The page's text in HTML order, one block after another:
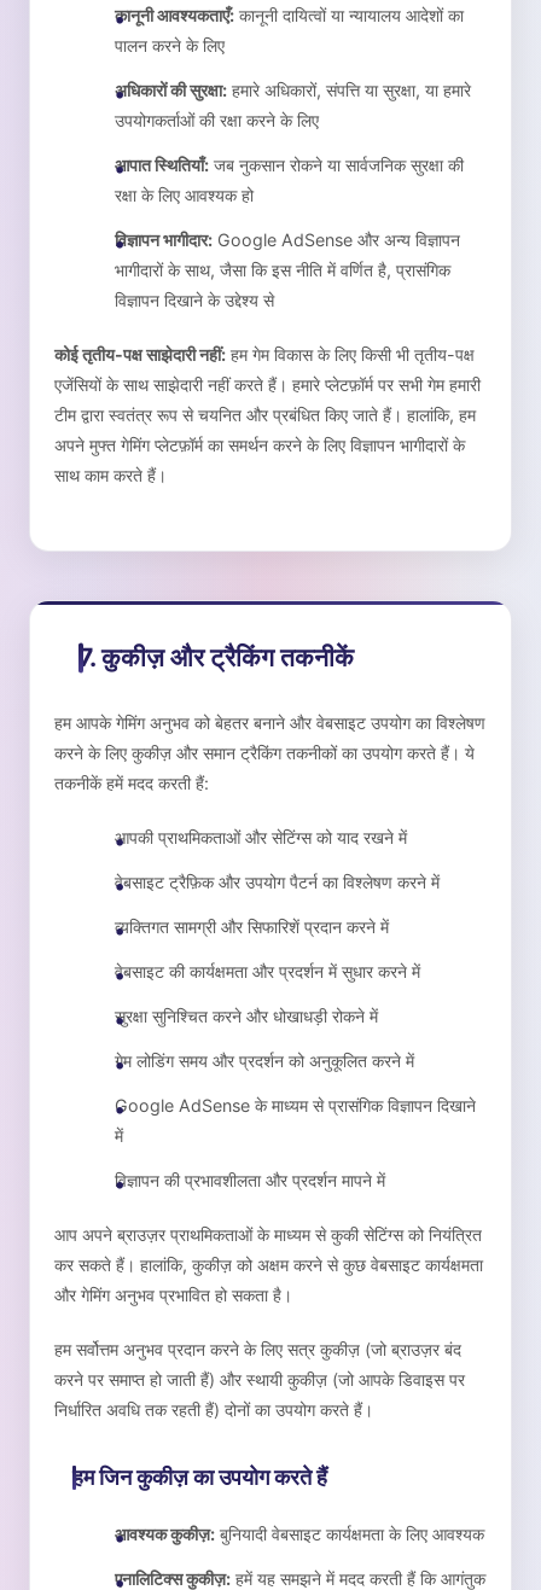
कानूनी आवश्यकताएँ: कानूनी दायित्वों या न्यायालय आदेशों का
पालन करने के लिए
अधिकारों की सुरक्षा: हमारे अधिकारों, संपत्ति या सुरक्षा, या हमारे
उपयोगकर्ताओं की रक्षा करने के लिए
आपात स्थितियाँ: जब नुकसान रोकने या सार्वजनिक सुरक्षा की
रक्षा के लिए आवश्यक हो
विज्ञापन भागीदार: Google AdSense और अन्य विज्ञापन
भागीदारों के साथ, जैसा कि इस नीति में वर्णित है, प्रासंगिक
विज्ञापन दिखाने के उद्देश्य से
कोई तृतीय-पक्ष साझेदारी नहीं: हम गेम विकास के लिए किसी भी तृतीय-पक्ष
एजेंसियों के साथ साझेदारी नहीं करते हैं। हमारे प्लेटफ़ॉर्म पर सभी गेम हमारी
टीम द्वारा स्वतंत्र रूप से चयनित और प्रबंधित किए जाते हैं। हालांकि, हम
अपने मुफ्त गेमिंग प्लेटफ़ॉर्म का समर्थन करने के लिए विज्ञापन भागीदारों के
साथ काम करते हैं।
7. कुकीज़ और ट्रैकिंग तकनीकें
हम आपके गेमिंग अनुभव को बेहतर बनाने और वेबसाइट उपयोग का विश्लेषण
करने के लिए कुकीज़ और समान ट्रैकिंग तकनीकों का उपयोग करते हैं। ये
तकनीकें हमें मदद करती हैं:
आपकी प्राथमिकताओं और सेटिंग्स को याद रखने में
वेबसाइट ट्रैफ़िक और उपयोग पैटर्न का विश्लेषण करने में
व्यक्तिगत सामग्री और सिफारिशें प्रदान करने में
वेबसाइट की कार्यक्षमता और प्रदर्शन में सुधार करने में
सुरक्षा सुनिश्चित करने और धोखाधड़ी रोकने में
गेम लोडिंग समय और प्रदर्शन को अनुकूलित करने में
Google AdSense के माध्यम से प्रासंगिक विज्ञापन दिखाने
में
विज्ञापन की प्रभावशीलता और प्रदर्शन मापने में
आप अपने ब्राउज़र प्राथमिकताओं के माध्यम से कुकी सेटिंग्स को नियंत्रित
कर सकते हैं। हालांकि, कुकीज़ को अक्षम करने से कुछ वेबसाइट कार्यक्षमता
और गेमिंग अनुभव प्रभावित हो सकता है।
हम सर्वोत्तम अनुभव प्रदान करने के लिए सत्र कुकीज़ (जो ब्राउज़र बंद
करने पर समाप्त हो जाती हैं) और स्थायी कुकीज़ (जो आपके डिवाइस पर
निर्धारित अवधि तक रहती हैं) दोनों का उपयोग करते हैं।
हम जिन कुकीज़ का उपयोग करते हैं
आवश्यक कुकीज़: बुनियादी वेबसाइट कार्यक्षमता के लिए आवश्यक
एनालिटिक्स कुकीज़: हमें यह समझने में मदद करती हैं कि आगंतुक